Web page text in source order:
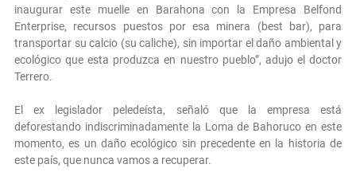
inaugurar este muelle en Barahona con la Empresa Belfond
Enterprise, recursos puestos por esa minera (best bar), para
transportar su calcio (su caliche), sin importar el daño ambiental y
ecológico que esta produzca en nuestro pueblo”, adujo el doctor
Terrero.
El ex legislador peledeísta, señaló que la empresa está
deforestando indiscriminadamente la Loma de Bahoruco en este
momento, es un daño ecológico sin precedente en la historia de
este país, que nunca vamos a recuperar.